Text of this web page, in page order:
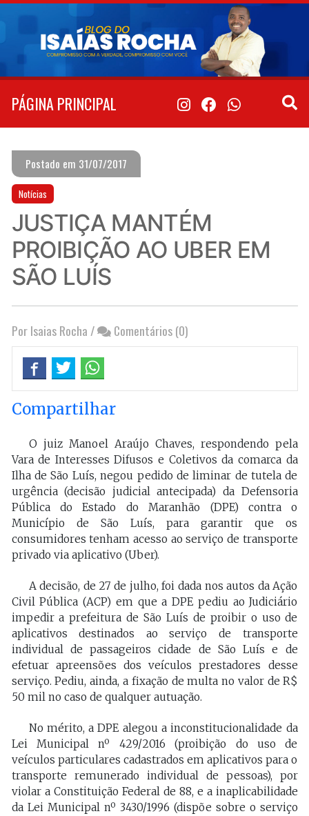
Pular
conteúdo
PÁGINA PRINCIPAL
Postado em 31/07/2017
Notícias
JUSTIÇA MANTÉM
PROIBIÇÃO AO UBER EM
SÃO LUÍS
Por Isaias Rocha / Comentários (0)
Compartilhar
O juiz Manoel Araújo Chaves, respondendo pela
Vara de Interesses Difusos e Coletivos da comarca da
Ilha de São Luís, negou pedido de liminar de tutela de
urgência (decisão judicial antecipada) da Defensoria
Pública do Estado do Maranhão (DPE) contra o
Município de São Luís, para garantir que os
consumidores tenham acesso ao serviço de transporte
privado via aplicativo (Uber).
A decisão, de 27 de julho, foi dada nos autos da Ação
Civil Pública (ACP) em que a DPE pediu ao Judiciário
impedir a prefeitura de São Luís de proibir o uso de
aplicativos destinados ao serviço de transporte
individual de passageiros cidade de São Luís e de
efetuar apreensões dos veículos prestadores desse
serviço. Pediu, ainda, a fixação de multa no valor de R$
50 mil no caso de qualquer autuação.
No mérito, a DPE alegou a inconstitucionalidade da
Lei Municipal nº 429/2016 (proibição do uso de
veículos particulares cadastrados em aplicativos para o
transporte remunerado individual de pessoas), por
violar a Constituição Federal de 88, e a inaplicabilidade
da Lei Municipal nº 3430/1996 (dispõe sobre o serviço